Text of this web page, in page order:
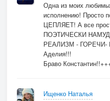
Одна из моих
исполнению! Просто
ЦЕПЛЯЕТ! А все
ПОЭТИЧЕСКИ
РЕАЛИЗМ -
Аделия!!!
Браво
Ищенко Наталья